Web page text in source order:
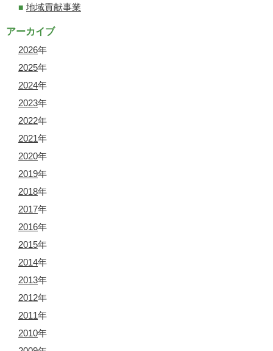
地域貢献事業
アーカイブ
2026年
2025年
2024年
2023年
2022年
2021年
2020年
2019年
2018年
2017年
2016年
2015年
2014年
2013年
2012年
2011年
2010年